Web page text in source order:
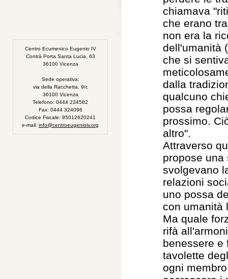
Centro Ecumenico Eugenio IV
Contrà Porta Santa Lucia, 63
36100 Vicenza
Sede operativa:
via della Racchetta, 9/c
36100 Vicenza
Telefono: 0444 234582
Fax: 0444 324096
Codice Fiscale: 95012620241
e-mail: info@centroeugenioiv.org
chiamava
che erano
non era la
dell'umanità
che si
dalla
qualcuno
possa
prossimo.
altro".
Attraverso
propose una
svolgevano
relazioni
uno possa
con umanità
Ma quale
rifà
benessere e
tavolette
ogni